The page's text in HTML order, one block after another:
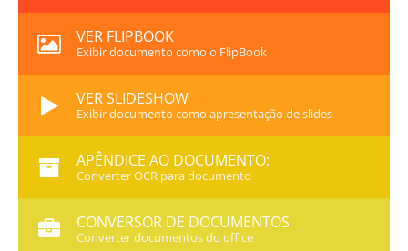
VER FLIPBOOK
Exibir documento como o FlipBook
VER SLIDESHOW
Exibir documento como apresentação de slides
APÊNDICE AO DOCUMENTO:
Converter OCR para documento
CONVERSOR DE DOCUMENTOS
Converter documentos do office